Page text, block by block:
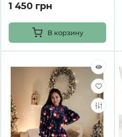
1 450 грн
В корзину